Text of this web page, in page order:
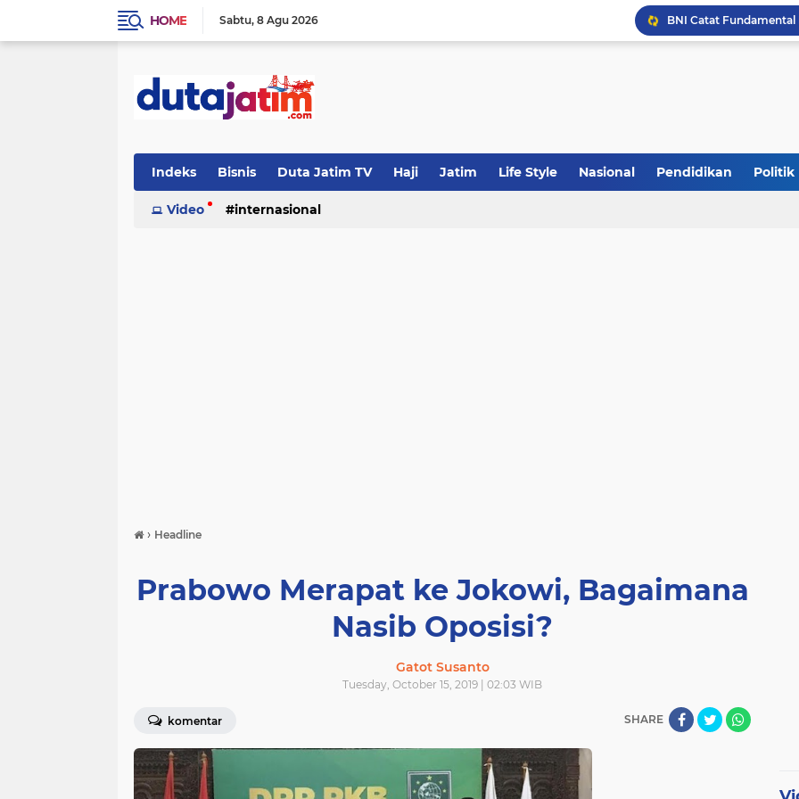
HOME Sabtu 8 Agu 2026
JakOne Mobile Antar
Khutbah Jumat:
Indeks Bisnis Duta Jatim TV Haji Jatim Life Style Nasional Pendidikan Politik
Video internasional
› Headline
Prabowo Merapat ke Jokowi, Bagaimana
Nasib Oposisi?
Gatot Susanto
Tuesday, October 15, 2019 | 02:03 WIB
komentar SHARE